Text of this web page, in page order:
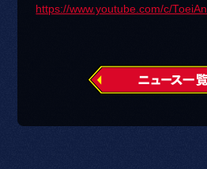
https://www.youtube.com/c/